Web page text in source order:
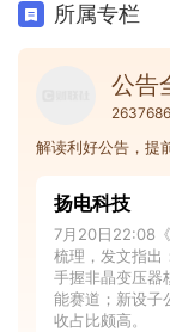
所属专栏
公告
解读利好公告，提
扬电科技
7月20日22:08
梳理，发文指出
手握非晶变压器
能赛道；新设子
收占比颇高。